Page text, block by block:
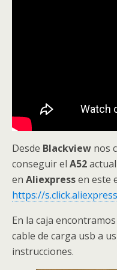
Desde Blackview nos
conseguir el A52
en Aliexpressen este
https://
En la caja
cable de carga usb a
instrucciones.